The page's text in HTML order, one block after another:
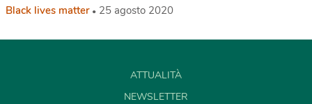
Black lives matter 25 agosto 2020
ATTUALITÀ
NEWSLETTER